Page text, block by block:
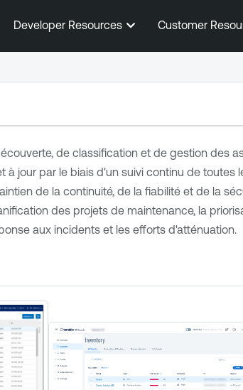
Passer au contenu principal
Developer Resources Customer
de classification et de gestion des
à jour par le biais d'un suivi continu de toutes
de la continuité, de la fiabilité et de la
des projets de maintenance, la
aux incidents et les efforts d'atténuation.